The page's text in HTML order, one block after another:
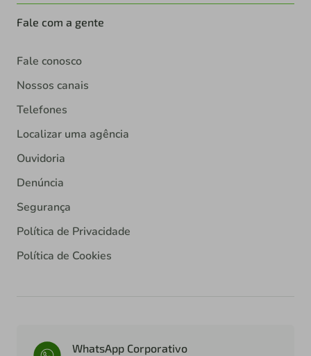
Fale com a gente
Fale conosco
Nossos canais
Telefones
Localizar uma agência
Ouvidoria
Denúncia
Segurança
Política de Privacidade
Política de Cookies
WhatsApp Corporativo